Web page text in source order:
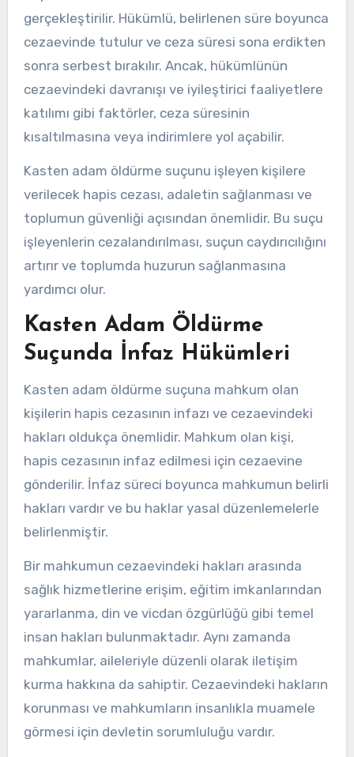
gerçekleştirilir. Hükümlü, belirlenen süre boyunca
cezaevinde tutulur ve ceza süresi sona erdikten
sonra serbest bırakılır. Ancak, hükümlünün
cezaevindeki davranışı ve iyileştirici faaliyetlere
katılımı gibi faktörler, ceza süresinin
kısaltılmasına veya indirimlere yol açabilir.
Kasten adam öldürme suçunu işleyen kişilere
verilecek hapis cezası, adaletin sağlanması ve
toplumun güvenliği açısından önemlidir. Bu suçu
işleyenlerin cezalandırılması, suçun caydırıcılığını
artırır ve toplumda huzurun sağlanmasına
yardımcı olur.
Kasten Adam Öldürme
Suçunda İnfaz Hükümleri
Kasten adam öldürme suçuna mahkum olan
kişilerin hapis cezasının infazı ve cezaevindeki
hakları oldukça önemlidir. Mahkum olan kişi,
hapis cezasının infaz edilmesi için cezaevine
gönderilir. İnfaz süreci boyunca mahkumun belirli
hakları vardır ve bu haklar yasal düzenlemelerle
belirlenmiştir.
Bir mahkumun cezaevindeki hakları arasında
sağlık hizmetlerine erişim, eğitim imkanlarından
yararlanma, din ve vicdan özgürlüğü gibi temel
insan hakları bulunmaktadır. Aynı zamanda
mahkumlar, aileleriyle düzenli olarak iletişim
kurma hakkına da sahiptir. Cezaevindeki hakların
korunması ve mahkumların insanlıkla muamele
görmesi için devletin sorumluluğu vardır.